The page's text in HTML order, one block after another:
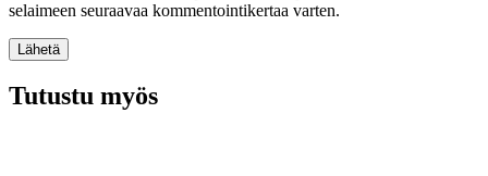
selaimeen seuraavaa kommentointikertaa varten.
Lähetä
Tutustu myös